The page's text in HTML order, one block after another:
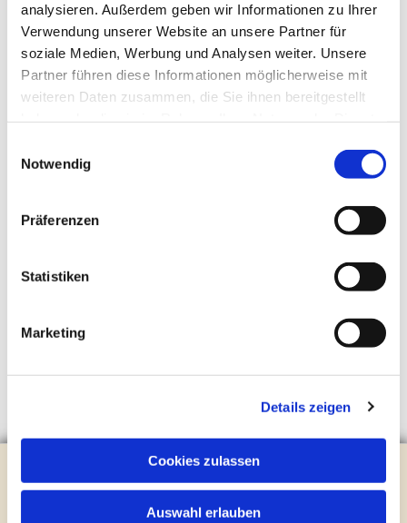
analysieren. Außerdem geben wir Informationen zu Ihrer
Verwendung unserer Website an unsere Partner für
soziale Medien, Werbung und Analysen weiter. Unsere
Partner führen diese Informationen möglicherweise mit
weiteren Daten zusammen, die Sie ihnen bereitgestellt
Notwendig
Präferenzen
Statistiken
Marketing
Details zeigen
Cookies zulassen
Auswahl erlauben
Ansprechpartnerin für das Café ist
Frau Marion Dawidowski, Tel.: 0151 / 72 14 02 61
Mail: marion.dawidowski@kirche-steinhagen.de
Evangelische Kirchengemeinde Steinhagen
Brockhagener Straße 28 | 33803 Steinhagen
0 52 04 / 36 28